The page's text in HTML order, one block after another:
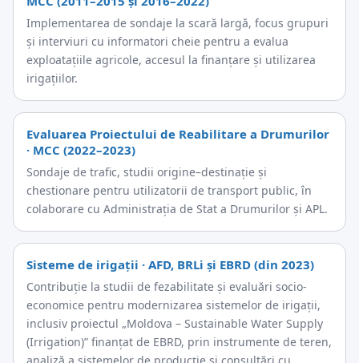
Implementarea de sondaje la scară largă, focus grupuri
și interviuri cu informatori cheie pentru a evalua
exploatațiile agricole, accesul la finanțare și utilizarea
irigațiilor.
Evaluarea Proiectului de Reabilitare a Drumurilor
· MCC (2022–2023)
Sondaje de trafic, studii origine–destinație și
chestionare pentru utilizatorii de transport public, în
colaborare cu Administrația de Stat a Drumurilor și APL.
Sisteme de irigații · AFD, BRLi și EBRD (din 2023)
Contribuție la studii de fezabilitate și evaluări socio-
economice pentru modernizarea sistemelor de irigații,
inclusiv proiectul „Moldova – Sustainable Water Supply
(Irrigation)” finanțat de EBRD, prin instrumente de teren,
analiză a sistemelor de producție și consultări cu